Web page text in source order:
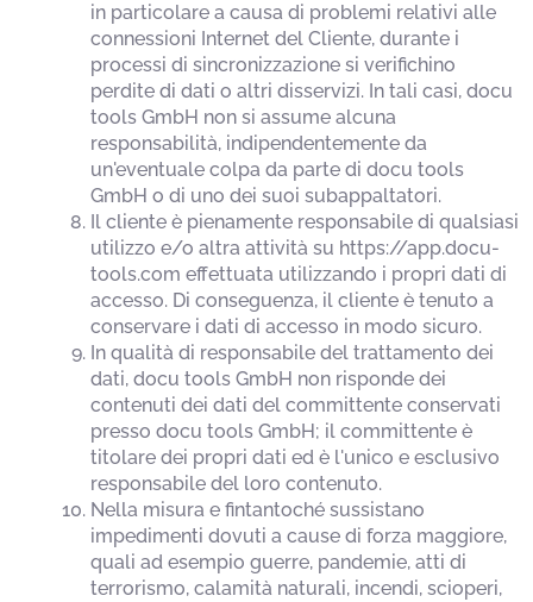
in particolare a causa di problemi relativi alle
connessioni Internet del Cliente, durante i
processi di sincronizzazione si verifichino
perdite di dati o altri disservizi. In tali casi, docu
tools GmbH non si assume alcuna
responsabilità, indipendentemente da
un'eventuale colpa da parte di docu tools
GmbH o di uno dei suoi subappaltatori.
Il cliente è pienamente responsabile di qualsiasi
utilizzo e/o altra attività su https://app.docu-
tools.com effettuata utilizzando i propri dati di
accesso. Di conseguenza, il cliente è tenuto a
conservare i dati di accesso in modo sicuro.
In qualità di responsabile del trattamento dei
dati, docu tools GmbH non risponde dei
contenuti dei dati del committente conservati
presso docu tools GmbH; il committente è
titolare dei propri dati ed è l'unico e esclusivo
responsabile del loro contenuto.
Nella misura e fintantoché sussistano
impedimenti dovuti a cause di forza maggiore,
quali ad esempio guerre, pandemie, atti di
terrorismo, calamità naturali, incendi, scioperi,